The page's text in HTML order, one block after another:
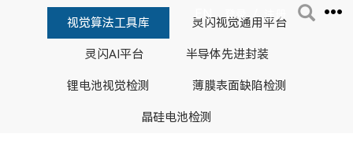
EN 登录 / 注册
视觉算法工具库 灵闪视觉通用平台
灵闪AI平台 半导体先进封装
锂电池视觉检测 薄膜表面缺陷检测
晶硅电池检测